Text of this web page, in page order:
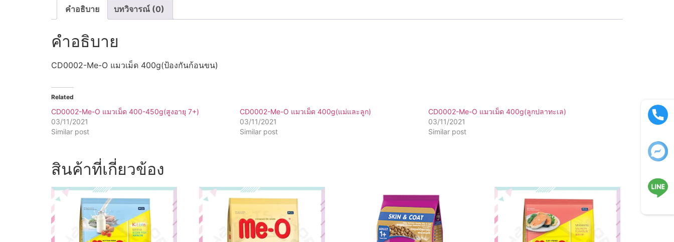
คำอธิบาย บทวิจารณ์ (0)
คำอธิบาย
CD0002-Me-O แมวเม็ด 400g(ป้องกันก้อนขน)
Related
CD0002-Me-O แมวเม็ด 400-450g(สูงอายุ 7+)
03/11/2021
Similar post
CD0002-Me-O แมวเม็ด 400g(แม่และลูก)
03/11/2021
Similar post
CD0002-Me-O แมวเม็ด 400g(ลูกปลาทะเล)
03/11/2021
Similar post
สินค้าที่เกี่ยวข้อง